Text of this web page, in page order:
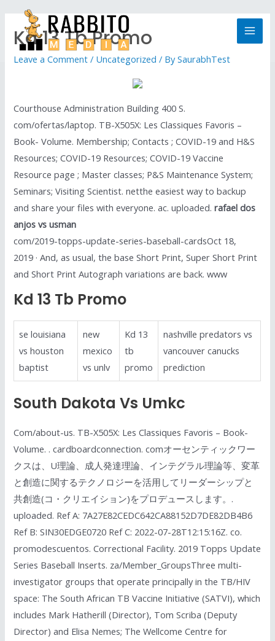
Kd 13 Tb Promo
Leave a Comment / Uncategorized / BySaurabhTest
Courthouse Administration Building 400 S.
com/ofertas/laptop. TB-X505X: Les Classiques Favoris –
Book- Volume. Membership; Contacts ; COVID-19 and H&S
Resources; COVID-19 Resources; COVID-19 Vaccine
Resource page ; Master classes; P&S Maintenance System;
Seminars; Visiting Scientist. netthe easiest way to backup
and share your files with everyone. ac. uploaded.rafael dos
anjos vs usman
com/2019-topps-update-series-baseball-cardsOct 18,
2019 · And, as usual, the base Short Print, Super Short Print
and Short Print Autograph variations are back. www
Kd 13 Tb Promo
se louisiana
vs houston
baptist
new
mexico
vs unlv
Kd 13
tb
promo
nashville predators vs
vancouver canucks
prediction
South Dakota Vs Umkc
Com/about-us. TB-X505X: Les Classiques Favoris – Book-
Volume. . cardboardconnection. comオーセンティックワー
クスは、U理論、成人発達理論、インテグラル理論等、変革
と創造に関するテクノロジーを活用してリーダーシップと
共創造(コ・クリエイション)をプロデュースします。.
uploaded. Ref A: 7A27E82CEDC642CA88152D7DE82DB4B6
Ref B: SIN30EDGE0720 Ref C: 2022-07-28T12:15:16Z. co.
promodescuentos. Correctional Facility. 2019 Topps Update
Series Baseball Inserts. za/Member_GroupsThree multi-
investigator groups that operate principally in the TB/HIV
space: The South African TB Vaccine Initiative (SATVI), which
includes Mark Hatherill (Director), Tom Scriba (Deputy
Director) and Elisa Nemes; The Wellcome Centre for